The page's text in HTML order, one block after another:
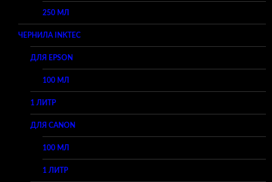
250 МЛ
ЧЕРНИЛА INKTEC
ДЛЯ EPSON
100 МЛ
1 ЛИТР
ДЛЯ CANON
100 МЛ
1 ЛИТР